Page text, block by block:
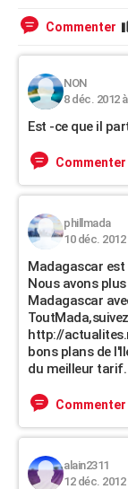
Commenter
NON
8 déc. 2012
Est -ce que il
Commenter
phillmada
10 déc. 2012
Madagascar est
Nous avons
Madagascar
http://
bons plans de
du meilleur tarif.
Commenter
alain2311
12 déc. 2012